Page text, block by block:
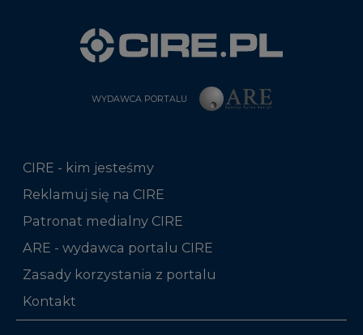
WYDAWCA PORTALU
CIRE - kim jesteśmy
Reklamuj się na CIRE
Patronat medialny CIRE
ARE - wydawca portalu CIRE
Zasady korzystania z portalu
Kontakt